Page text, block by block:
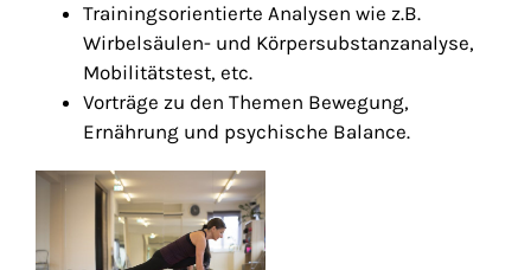
Trainingsorientierte Analysen wie z.B.
Wirbelsäulen- und Körpersubstanzanalyse,
Mobilitätstest, etc.
Vorträge zu den Themen Bewegung,
Ernährung und psychische Balance.